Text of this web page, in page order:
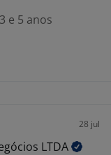
e 5 anos
28 jul
LTDA